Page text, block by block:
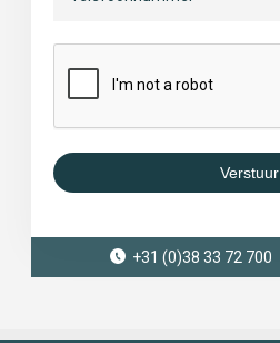
Verstuur
+31 (0)38 33 72 700